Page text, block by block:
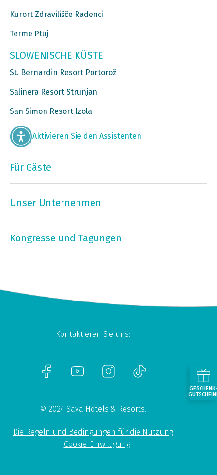
Kurort Zdravilišče Radenci
Terme Ptuj
SLOWENISCHE KÜSTE
St. Bernardin Resort Portorož
Salinera Resort Strunjan
San Simon Resort Izola
Aktivieren Sie den Assistenten
Für Gäste
Unser Unternehmen
Kongresse und Tagungen
Kontaktieren Sie uns:
© 2024 Sava Hotels & Resorts.
Die Regeln und Bedingungen für die Nutzung
Cookie-Einwilligung